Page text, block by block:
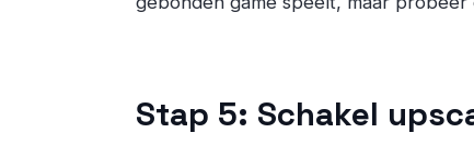
Stap 5: Schakel